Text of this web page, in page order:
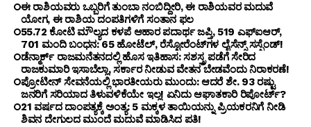
ಈ ರಾಶಿಯವರು ಒಬ್ಬರಿಗೆ ತುಂಬಾ ನಂಬಿದ್ದೀರಿ, ಈ ರಾಶಿಯವರ ಮದುವೆ
ಯೋಗ, ಈ ರಾಶಿಯ ದಂಪತಿಗಳಿಗೆ ಸಂತಾನ ಫಲ
₹55.72 ಕೋಟಿ ಮೌಲ್ಯದ ಕಳಪೆ ಆಹಾರ ಪದಾರ್ಥ ಜಪ್ತಿ, 519 ಎಫ್‌ಐಆರ್,
701 ಮಂದಿ ಬಂಧನ: 65 ಹೋಟೆಲ್, ರೆಸ್ಟೋರೆಂಟ್‌ಗಳ ಲೈಸೆನ್ಸ್ ಸಸ್ಪೆಂಡ್!
ಡೆನ್ಮಾರ್ಕ್ ರಾಜಮನೆತನದಲ್ಲಿ ಹೊಸ ಇತಿಹಾಸ: ಸಶಸ್ತ್ರ ಪಡೆಗೆ ಸೇರಿದ
ರಾಜಕುಮಾರಿ ಇಸಾಬೆಲ್ಲಾ, ಸರ್ಕಾರ ನೀಡುವ ವೇತನ ಬೇಡವೆಂದು ನಿರಾಕರಣೆ!
ಪ್ರೋಟೀನ್ ಸೇವನೆಯಲ್ಲಿ ಭಾರತೀಯರು ಮುಂದು: ಆದರೆ ಶೇ. 93 ರಷ್ಟು
ಜನರಿಗೆ ಸರಿಯಾದ ತಿಳುವಳಿಕೆಯೇ ಇಲ್ಲ! ಏನಿದು ಆಘಾತಕಾರಿ ರಿಪೋರ್ಟ್?
21 ವರ್ಷದ ದಾಂಪತ್ಯಕ್ಕೆ ಅಂತ್ಯ: 5 ಮಕ್ಕಳ ತಾಯಿಯನ್ನು ಪ್ರಿಯಕರನಿಗೆ ನೀಡಿ
ಶಿವನ ದೇಗುಲದ ಮುಂದೆ ಮದುವೆ ಮಾಡಿಸಿದ ಪತಿ!